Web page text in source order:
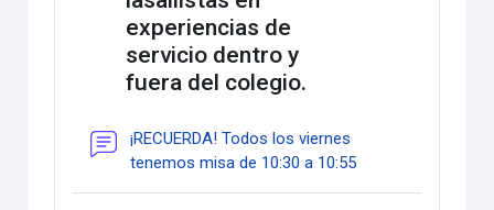
experiencias de
servicio dentro y
fuera del colegio.
¡RECUERDA! Todos los viernes
tenemos misa de 10:30 a 10:55